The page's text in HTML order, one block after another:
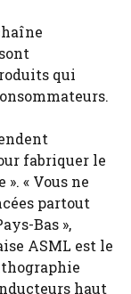
qui
fabriquer le
« Vous ne
partout
Bas »,
ASML est le
haut